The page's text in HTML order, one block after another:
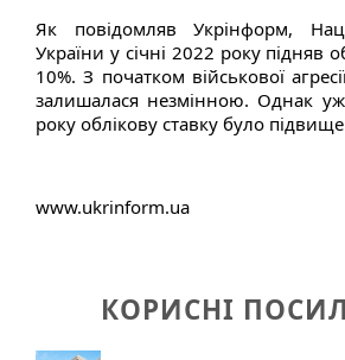
Як повідомляв Укрінформ,
України у січні 2022 року підняв
10%. З початком військової
залишалася незмінною. Однак
року облікову ставку було
www.ukrinform.ua
КОРИСНІ